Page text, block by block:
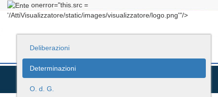
onerror="this.src =
'/AttiVisualizzatore/static/images/visualizzatore/logo.png'"/>
Deliberazioni
Determinazioni
O. d. G.